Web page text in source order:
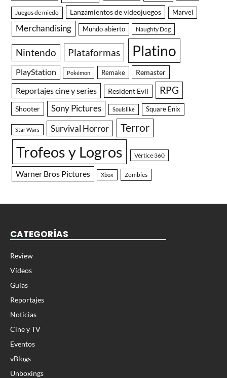
Juegos de miedo Lanzamientos de videojuegos Marvel
Merchandising Mundo abierto Naughty Dog
Nintendo Plataformas Platino
PlayStation Pokémon Remake Remaster
Reportajes cine y series Resident Evil RPG
Shooter Sony Pictures Soulslike Square Enix
Star Wars Survival Horror Terror
Trofeos y Logros Vértice 360
Warner Bros Pictures Xbox Zombies
CATEGORÍAS
Review
Vídeos
Guías
Reportajes
Noticias
Cine y TV
Eventos
vBlogs
Unboxings